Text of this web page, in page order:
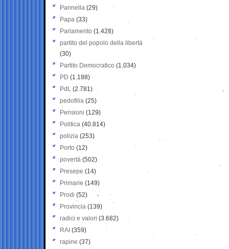
Pannella (29)
Papa (33)
Parlamento (1.428)
partito del popolo della libertà
(30)
Partito Democratico (1.034)
PD (1.188)
PdL (2.781)
pedofilia (25)
Pensioni (129)
Politica (40.814)
polizia (253)
Porto (12)
povertà (502)
Presepe (14)
Primarie (149)
Prodi (52)
Provincia (139)
radici e valori (3.682)
RAI (359)
rapine (37)